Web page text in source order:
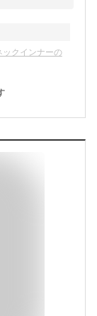
ックインナーの